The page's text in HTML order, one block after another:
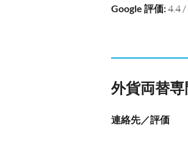
Google 評価:4.4 /
外貨両替
連絡先／評価